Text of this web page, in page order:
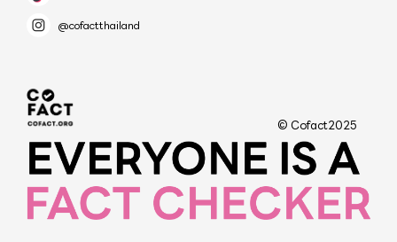
@cofactthailand
© Cofact2025